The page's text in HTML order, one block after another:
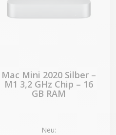
Mac Mini 2020 Silber –
M1 3,2 GHz Chip – 16
GB RAM
Neu: